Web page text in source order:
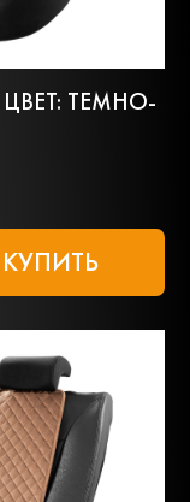
ТЕМНО-
КУПИТЬ